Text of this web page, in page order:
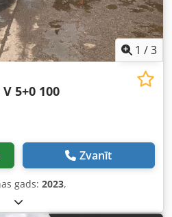
1 /3
5+0 100
Zvanīt
gads: 2023,